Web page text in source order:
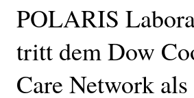
POLARIS
tritt dem Dow
Care Network als